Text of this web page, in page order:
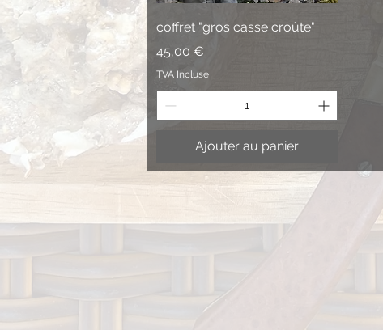
Aperçu rapide
coffret "gros casse croûte"
Prix
45,00 €
TVA Incluse
Ajouter au panier